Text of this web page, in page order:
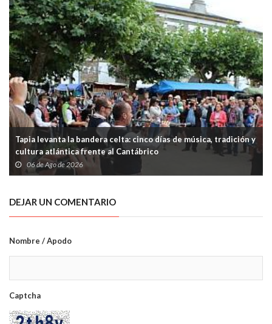
Tapia levanta la bandera celta: cinco días de música, tradición y
cultura atlántica frente al Cantábrico
06 de Ago de 2026
DEJAR UN COMENTARIO
Nombre / Apodo
Captcha